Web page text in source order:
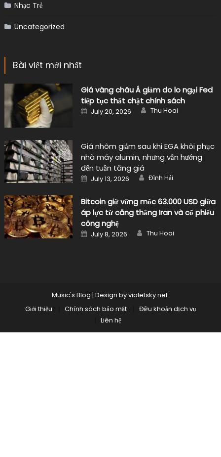
Nhạc Trẻ
Uncategorized
Bài viết mới nhất
Giá vàng châu Á giảm do lo ngại Fed
tiếp tục thắt chặt chính sách
Posted
on
July 20, 2026 Author
Thu Hoai
Giá nhôm giảm sau khi EGA khôi phục
nhà máy alumin, nhưng vẫn hướng
đến tuần tăng giá
Posted
on
July 13, 2026 Author
Đình Hải
Bitcoin giữ vững mốc 63.000 USD giữa
áp lực từ căng thẳng Iran và cổ phiếu
công nghệ
Posted
on
July 8, 2026 Author
Thu Hoai
Music's Blog | Design byvioletsky.net.
Giới thiệu
Chính sách bảo mật
Điều khoản dịch vụ
Liên hệ